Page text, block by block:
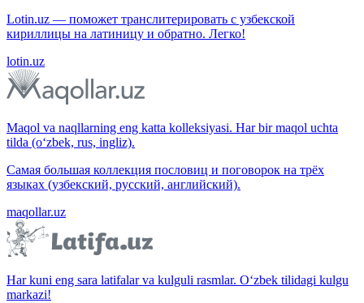
Lotin.uz — поможет транслитерировать с узбекской
кириллицы на латиницу и обратно. Легко!
lotin.uz
Maqol va naqllarning eng katta kolleksiyasi. Har bir maqol uchta
tilda (o‘zbek, rus, ingliz).
Самая большая коллекция пословиц и поговорок на трёх
языках (узбекский, русский, английский).
maqollar.uz
Har kuni eng sara latifalar va kulguli rasmlar. O‘zbek tilidagi kulgu
markazi!